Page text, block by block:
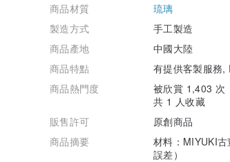
商品材質
琉璃
製造方式
手工製造
商品產地
中國大陸
商品特點
有提供客製服務,
商品熱門度
被欣賞 1,403 次
共 1 人收藏
販售許可
原創商品
商品摘要
材料：MIYUKI
誤差）